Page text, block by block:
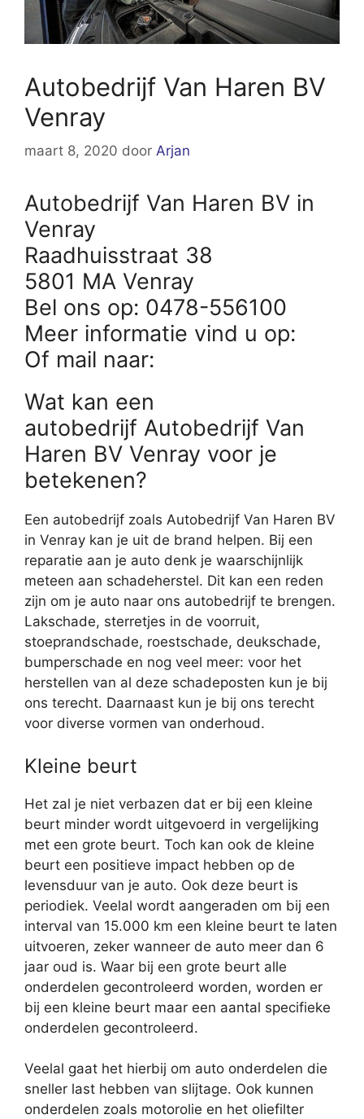
Autobedrijf Van Haren BV
Venray
maart 8, 2020 door Arjan
Autobedrijf Van Haren BV in
Venray
Raadhuisstraat 38
5801 MA Venray
Bel ons op: 0478-556100
Meer informatie vind u op:
Of mail naar:
Wat kan een
autobedrijf Autobedrijf Van
Haren BV Venray voor je
betekenen?
Een autobedrijf zoals Autobedrijf Van Haren BV
in Venray kan je uit de brand helpen. Bij een
reparatie aan je auto denk je waarschijnlijk
meteen aan schadeherstel. Dit kan een reden
zijn om je auto naar ons autobedrijf te brengen.
Lakschade, sterretjes in de voorruit,
stoeprandschade, roestschade, deukschade,
bumperschade en nog veel meer: voor het
herstellen van al deze schadeposten kun je bij
ons terecht. Daarnaast kun je bij ons terecht
voor diverse vormen van onderhoud.
Kleine beurt
Het zal je niet verbazen dat er bij een kleine
beurt minder wordt uitgevoerd in vergelijking
met een grote beurt. Toch kan ook de kleine
beurt een positieve impact hebben op de
levensduur van je auto. Ook deze beurt is
periodiek. Veelal wordt aangeraden om bij een
interval van 15.000 km een kleine beurt te laten
uitvoeren, zeker wanneer de auto meer dan 6
jaar oud is. Waar bij een grote beurt alle
onderdelen gecontroleerd worden, worden er
bij een kleine beurt maar een aantal specifieke
onderdelen gecontroleerd.
Veelal gaat het hierbij om auto onderdelen die
sneller last hebben van slijtage. Ook kunnen
onderdelen zoals motorolie en het oliefilter